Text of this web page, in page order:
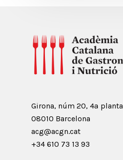
Girona, núm 20, 4ª planta
08010 Barcelona
acg@acgn.cat
+34 610 73 13 93